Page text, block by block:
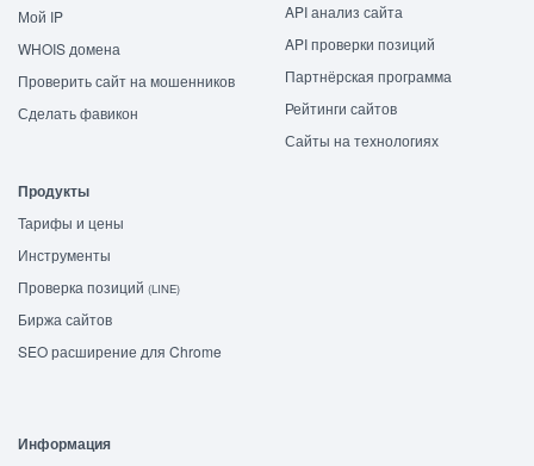
Мой IP
WHOIS домена
Проверить сайт на мошенников
Сделать фавикон
API анализ сайта
API проверки позиций
Партнёрская программа
Рейтинги сайтов
Сайты на технологиях
Продукты
Тарифы и цены
Инструменты
Проверка позиций (LINE)
Биржа сайтов
SEO расширение для Chrome
Информация